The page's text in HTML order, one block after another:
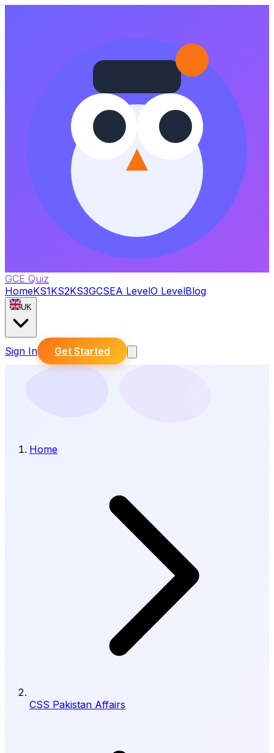
GCE Quiz
HomeKS1KS2KS3GCSEA LevelO LevelBlog
UK
Sign In Get Started
Home
CSS Pakistan Affairs